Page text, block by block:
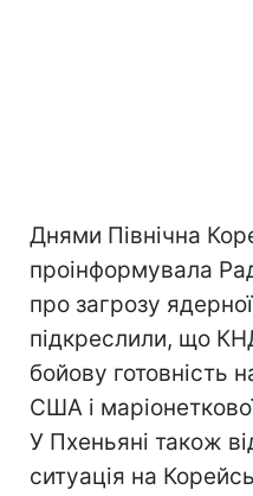
Днями Північна
проінформувала
про загрозу
підкреслили, що
бойову готовність
США і
У Пхеньяні також
ситуація на